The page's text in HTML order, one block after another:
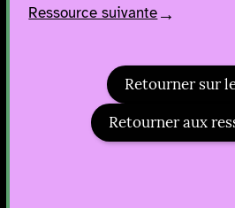
Ressource suivante
Retourner sur
Retourner aux